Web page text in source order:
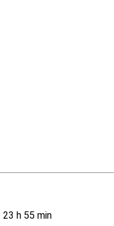
23 h 55 min